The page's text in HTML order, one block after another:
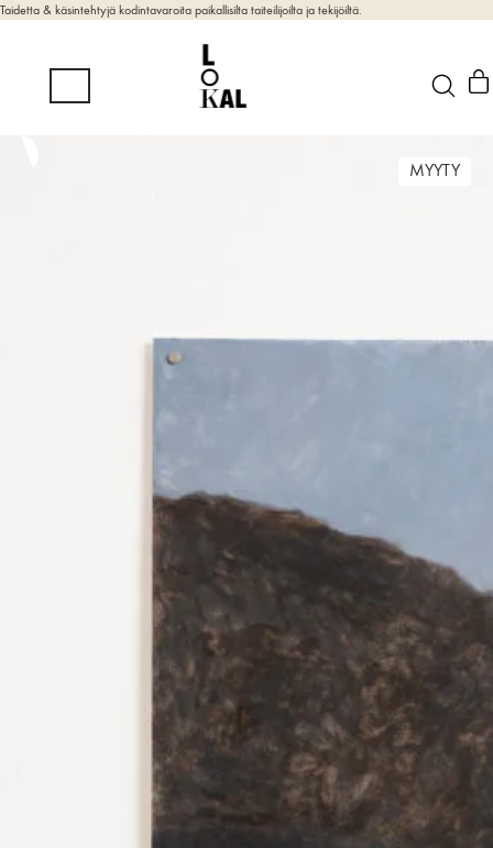
Taidetta & käsintehtyjä kodintavaroita paikallisilta taiteilijoilta ja tekijöiltä.
MYYTY